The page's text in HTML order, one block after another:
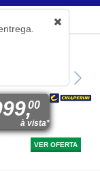
de ar 10 pés
00
à vista*
VER OFERTA